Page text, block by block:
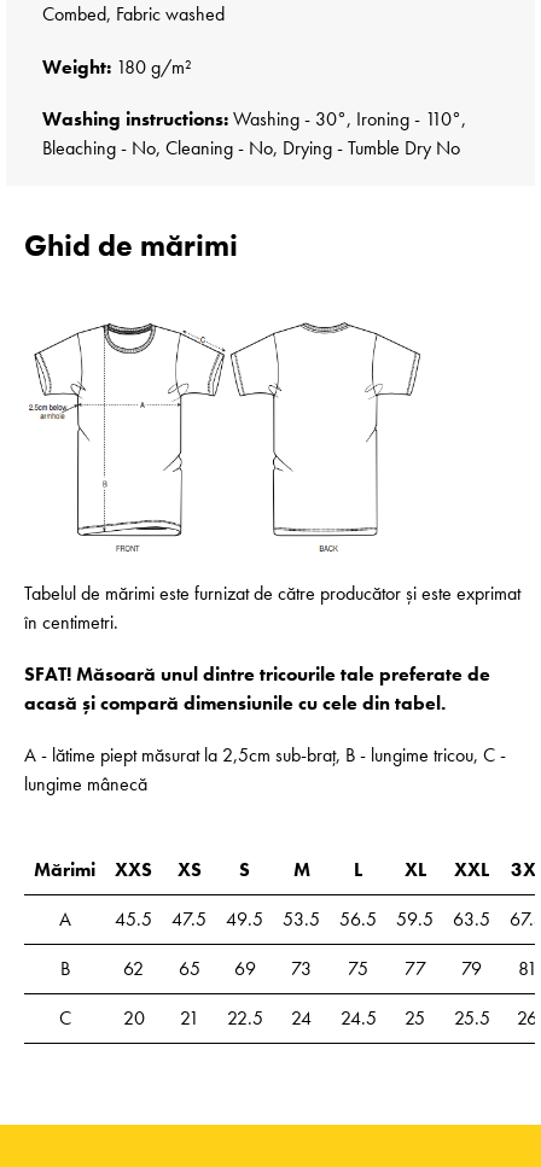
Combed, Fabric washed
Weight: 180 g/m²
Washing instructions:Washing - 30°, Ironing - 110°,
Bleaching - No, Cleaning - No, Drying - Tumble Dry No
Ghid de mărimi
Tabelul de mărimi este furnizat de către producător și este exprimat
în centimetri.
SFAT! Măsoară unul dintre tricourile tale preferate de
acasă și compară dimensiunile cu cele din tabel.
A - lătime piept măsurat la 2,5cm sub-braț, B - lungime tricou, C -
lungime mânecă
Mărimi XXS XS S M L XL XXL
A
45.5 47.5 49.5 53.5 56.5 59.5 63.5
B
62 65 69 73 75 77 79
81
C
20 21 22.5 24 24.5 25 25.5 26